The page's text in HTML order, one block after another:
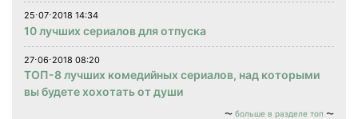
25⋅07⋅2018 14:34
10 лучших сериалов для отпуска
27⋅06⋅2018 08:20
ТОП-8 лучших комедийных сериалов, над которыми
вы будете хохотать от души
больше в разделе топ